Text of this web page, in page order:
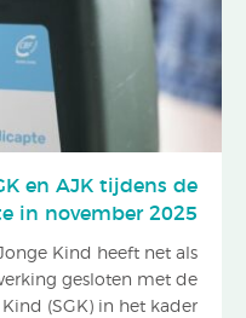
en AJK tijdens de
in november 2025
Kind heeft net als
gesloten met de
(SGK) in het kader ...